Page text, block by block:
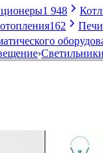
1 948
162 Печи
›Светильники